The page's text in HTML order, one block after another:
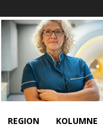
REGION KOLUMNE